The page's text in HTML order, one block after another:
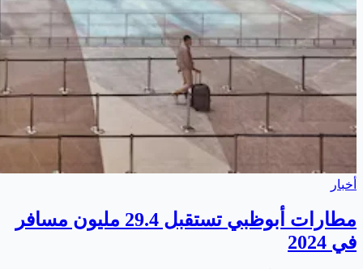
أخبار
مطارات أبوظبي تستقبل 29.4 مليون مسافر
في 2024